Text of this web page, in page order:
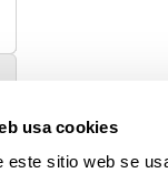
usa cookies
este sitio web se